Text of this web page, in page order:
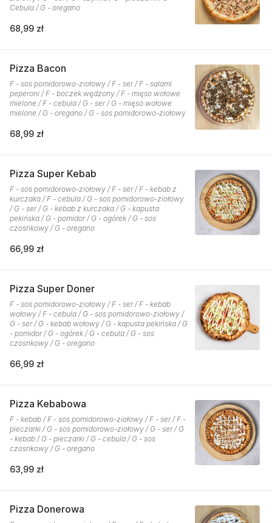
Cebula / G - oregano
68,99 zł
Pizza Bacon
F - sos pomidorowo-ziołowy / F - ser / F - salami
peperoni / F - boczek wędzony / F - mięso wołowe
mielone / F - cebula / G - ser / G - mięso wołowe
mielone / G - oregano / G - sos pomidorowo-ziołowy
68,99 zł
Pizza Super Kebab
F - sos pomidorowo-ziołowy / F - ser / F - kebab z
kurczaka / F - cebula / G - sos pomidorowo-ziołowy
/ G - ser / G - kebab z kurczaka / G - kapusta
pekińska / G - pomidor / G - ogórek / G - sos
czosnkowy / G - oregano
66,99 zł
Pizza Super Doner
F - sos pomidorowo-ziołowy / F - ser / F - kebab
wołowy / F - cebula / G - sos pomidorowo-ziołowy /
G - ser / G - kebab wołowy / G - kapusta pekińska / G
- pomidor / G - ogórek / G - cebula / G - sos
czosnkowy / G - oregano
66,99 zł
Pizza Kebabowa
F - kebab / F - sos pomidorowo-ziołowy / F - ser / F -
pieczarki / G - sos pomidorowo-ziołowy / G - ser / G
- kebab / G - pieczarki / G - cebula / G - sos
czosnkowy / G - oregano
63,99 zł
Pizza Donerowa